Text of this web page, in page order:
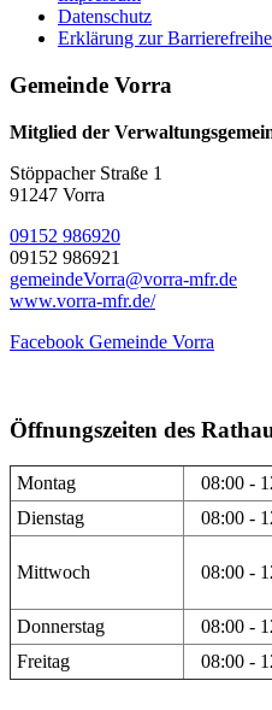
Datenschutz
Erklärung zur
Gemeinde Vorra
Mitglied der
Stöppacher Straße 1
91247 Vorra
09152 986920
09152 986921
gemeindeVorra@vorra-mfr.de
www.vorra-mfr.de/
Facebook Gemeinde Vorra
Öffnungszeiten des
Montag 08:00 -
Dienstag
08:00 -
Mittwoch 08:00 -
Donnerstag 08:00 -
Freitag
08:00 -